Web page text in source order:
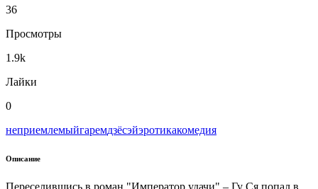
36
Просмотры
1.9k
Лайки
0
неприемлемыйгаремдзёсэйэротикакомедия
Описание
Переселившись в роман "Император удачи" – Гу Ся попал в